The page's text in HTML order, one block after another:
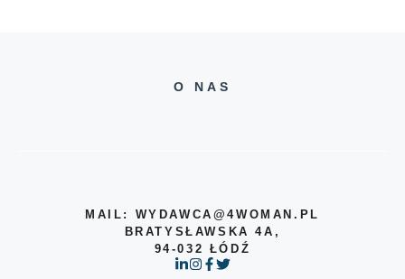
O NAS
MAIL: WYDAWCA@4WOMAN.PL
BRATYSŁAWSKA 4A,
94-032 ŁÓDŹ